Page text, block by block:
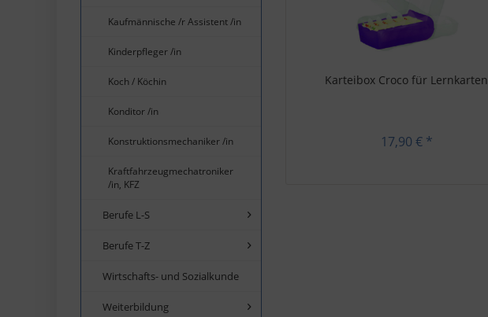
Kaufmännische /r Assistent /in
Kinderpfleger /in
Koch / Köchin
Konditor /in
Konstruktionsmechaniker /in
Kraftfahrzeugmechatroniker
/in, KFZ
Berufe L-S
Berufe T-Z
Wirtschafts- und Sozialkunde
Weiterbildung
Karteibox Croco für Lernkarten
17,90 € *